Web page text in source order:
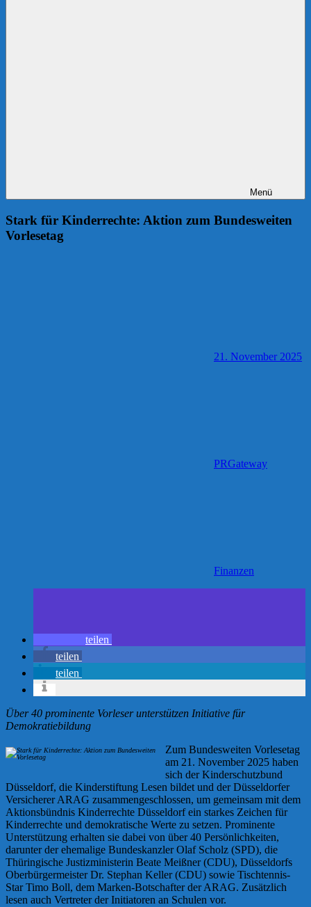
Menü
Stark für Kinderrechte: Aktion zum Bundesweiten
Vorlesetag
21. November 2025
PRGateway
Finanzen
teilen
teilen
teilen
Über 40 prominente Vorleser unterstützen Initiative für
Demokratiebildung
Zum Bundesweiten Vorlesetag
am 21. November 2025 haben
sich der Kinderschutzbund
Düsseldorf, die Kinderstiftung Lesen bildet und der Düsseldorfer
Versicherer ARAG zusammengeschlossen, um gemeinsam mit dem
Aktionsbündnis Kinderrechte Düsseldorf ein starkes Zeichen für
Kinderrechte und demokratische Werte zu setzen. Prominente
Unterstützung erhalten sie dabei von über 40 Persönlichkeiten,
darunter der ehemalige Bundeskanzler Olaf Scholz (SPD), die
Thüringische Justizministerin Beate Meißner (CDU), Düsseldorfs
Oberbürgermeister Dr. Stephan Keller (CDU) sowie Tischtennis-
Star Timo Boll, dem Marken-Botschafter der ARAG. Zusätzlich
lesen auch Vertreter der Initiatoren an Schulen vor.